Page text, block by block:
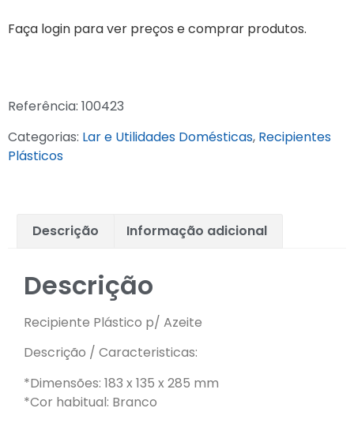
Faça login para ver preços e comprar produtos.
Referência: 100423
Categorias: Lar e Utilidades Domésticas, Recipientes
Plásticos
Descrição Informação adicional
Descrição
Recipiente Plástico p/ Azeite
Descrição / Caracteristicas:
*Dimensões: 183 x 135 x 285 mm
*Cor habitual: Branco